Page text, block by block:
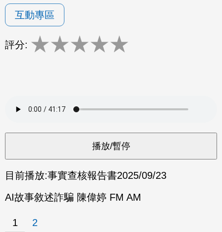
互動專區
評分: ★★★★★
目前播放:事實查核報告書2025/09/23
AI故事敘述詐騙 陳偉婷 FM AM
1 2